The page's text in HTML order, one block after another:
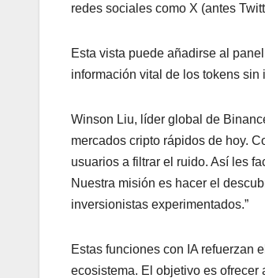
redes sociales como X (antes
Esta vista puede añadirse al
información vital de los tokens sin
Winson Liu, líder global de
mercados cripto rápidos de hoy.
usuarios a filtrar el ruido. Así les
Nuestra misión es hacer el
inversionistas experimentados.”
Estas funciones con IA refuerzan
ecosistema. El objetivo es